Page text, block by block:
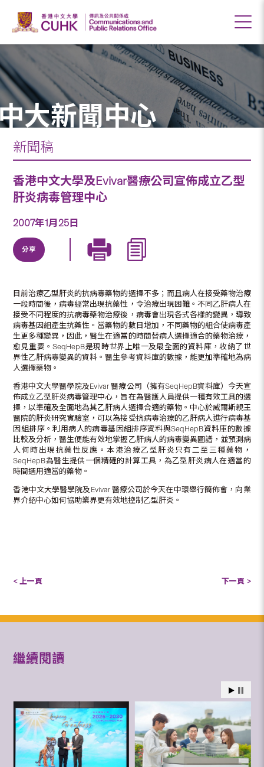
大新聞中心
新聞稿
香港中文大學及Evivar醫療公司宣佈成立乙型
肝炎病毒管理中心
2007年1月25日
分享
目前治療乙型肝炎的抗病毒藥物的選擇不多；而且病人在接受藥物治療
一段時間後，病毒經常出現抗藥性，令治療出現困難。不同乙肝病人在
接受不同程度的抗病毒藥物治療後，病毒會出現各式各樣的變異，導致
病毒基因組產生抗藥性。當藥物的數目增加，不同藥物的組合使病毒產
生更多種變異，因此，醫生在適當的時間替病人選擇適合的藥物治療，
愈見重要。SeqHepB是現時世界上唯一及最全面的資料庫，收納了世
界性乙肝病毒變異的資料。醫生參考資料庫的數據，能更加準確地為病
人選擇藥物。
香港中文大學醫學院及Evivar 醫療公司（擁有SeqHepB資料庫）今天宣
佈成立乙型肝炎病毒管理中心，旨在為醫護人員提供一種有效工具的選
擇，以準確及全面地為其乙肝病人選擇合適的藥物。中心於威爾斯親王
醫院的肝炎研究實驗室，可以為接受抗病毒治療的乙肝病人進行病毒基
因組排序。利用病人的病毒基因組排序資料與SeqHepB資料庫的數據
比較及分析，醫生便能有效地掌握乙肝病人的病毒變異圖譜，並預測病
人何時出現抗藥性反應。本港治療乙型肝炎只有二至三種藥物，
SeqHepB為醫生提供一個精確的計算工具，為乙型肝炎病人在適當的
時間選用適當的藥物。
香港中文大學醫學院及Evivar 醫療公司於今天在中環舉行簡佈會，向業
界介紹中心如何協助業界更有效地控制乙型肝炎。
< 上一頁 下一頁 >
繼續閱讀